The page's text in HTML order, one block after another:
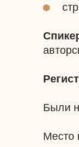
Были
Место